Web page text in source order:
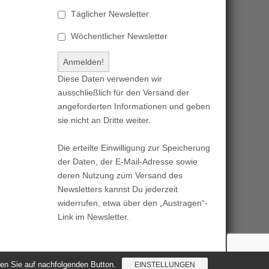
Täglicher Newsletter
Wöchentlicher Newsletter
Diese Daten verwenden wir
ausschließlich für den Versand der
angeforderten Informationen und geben
sie nicht an Dritte weiter.
Die erteilte Einwilligung zur Speicherung
der Daten, der E-Mail-Adresse sowie
deren Nutzung zum Versand des
Newsletters kannst Du jederzeit
widerrufen, etwa über den „Austragen“-
Link im Newsletter.
Sie auf nachfolgenden Button. EINSTELLUNGEN